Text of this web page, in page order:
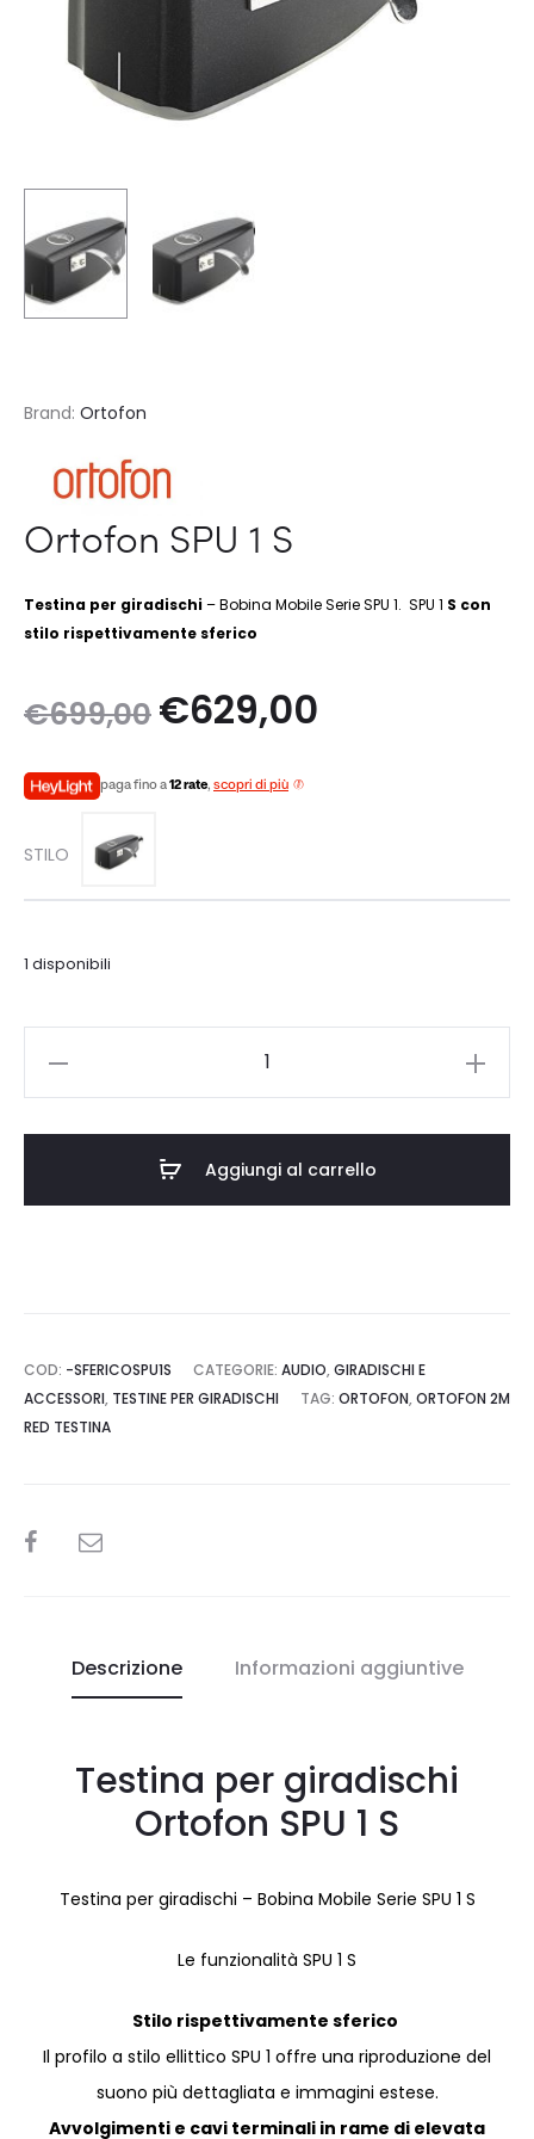
Brand: Ortofon
Ortofon SPU 1 S
Testina per giradischi– Bobina Mobile Serie SPU 1. SPU 1 S con
stilo rispettivamente sferico
€699,00 Il
€629,00
paga fino a12 rate, scopri di più
STILO
1 disponibili
Aggiungi al carrello
COD: -SFERICOSPU1S CATEGORIE: AUDIO, GIRADISCHI E
ACCESSORI, TESTINE PER GIRADISCHI TAG: ORTOFON, ORTOFON 2M
RED TESTINA
SHARE
Descrizione Informazioni aggiuntive
Testina per giradischi
Ortofon SPU 1 S
Testina per giradischi – Bobina Mobile Serie SPU 1 S
Le funzionalità SPU 1 S
Stilo rispettivamente sferico
Il profilo a stilo ellittico SPU 1 offre una riproduzione del
suono più dettagliata e immagini estese.
Avvolgimenti e cavi terminali in rame di elevata